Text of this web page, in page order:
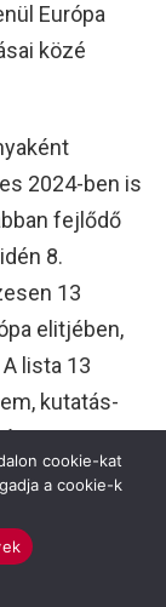
Európa
közé
2024-ben is
fejlődő
8.
13
elitjében,
lista 13
kutatás-
van
cookie-kat
a cookie-k